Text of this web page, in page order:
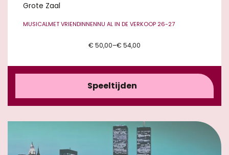
Grote Zaal
MUSICALMET VRIENDINNENNU AL IN DE VERKOOP 26-27
€ 50,00–€ 54,00
Speeltijden